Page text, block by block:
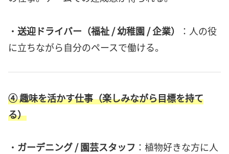
・ 送迎ドライバー（福祉 / 幼稚園 / 企業）
：人の役
に立ちながら自分のペースで働ける。
④趣味を活かす仕事（楽しみながら目標を持て
る）
・ ガーデニング / 園芸スタッフ ：植物好きな方に人